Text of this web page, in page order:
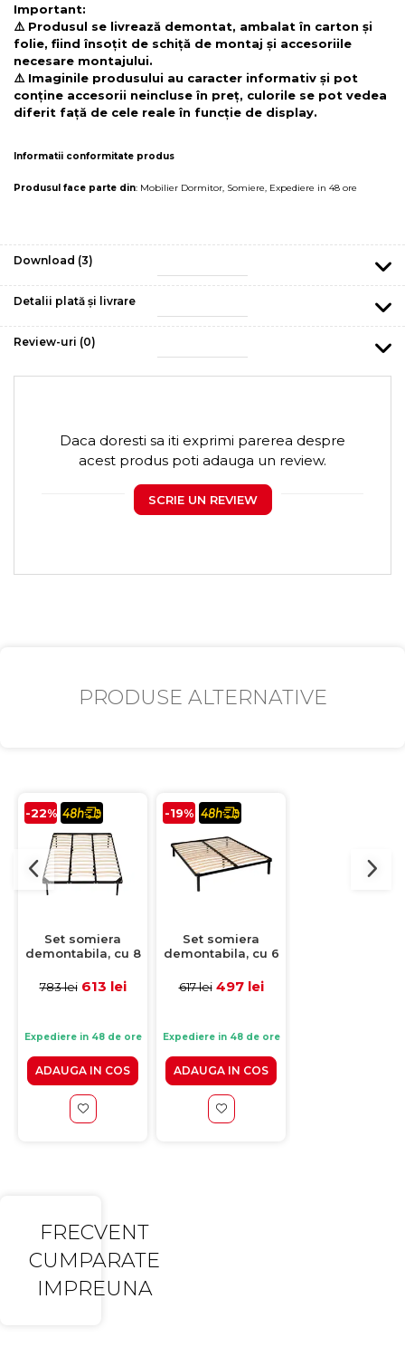
Important:
⚠️ Produsul se livrează demontat, ambalat în carton și
folie, fiind însoțit de schiță de montaj și accesoriile
necesare montajului.
⚠️ Imaginile produsului au caracter informativ și pot
conține accesorii neincluse în preț, culorile se pot vedea
diferit față de cele reale în funcție de display.
Informatii conformitate produs
Produsul face parte din: Mobilier Dormitor, Somiere, Expediere in 48 ore
Download (3)
Detalii plată și livrare
Review-uri (0)
Daca doresti sa iti exprimi parerea despre
acest produs poti adauga un review.
SCRIE UN REVIEW
PRODUSE ALTERNATIVE
-22%
Set somiera
demontabila, cu 8
200x200 cm
783 lei 613 lei
Expediere in 48 de ore
ADAUGA IN COS
-19%
Set somiera
demontabila, cu 6
160x200 cm
617 lei 497 lei
Expediere in 48 de ore
ADAUGA IN COS
FRECVENT
CUMPARATE
IMPREUNA